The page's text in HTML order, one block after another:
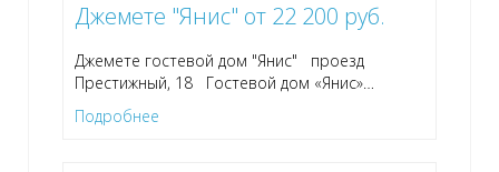
Джемете "Янис" от 22 200 руб.
Джемете гостевой дом "Янис" проезд
Престижный, 18 Гостевой дом «Янис»…
Подробнее